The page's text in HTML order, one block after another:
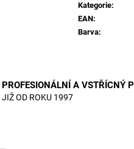
cena:
Kategorie:
EAN:
Barva:
PROFESIONÁLNÍ A VSTŘÍCNÝ
JIŽ OD ROKU 1997